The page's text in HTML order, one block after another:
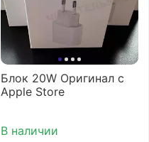
Блок 20W Оригинал с
Apple Store
В наличии